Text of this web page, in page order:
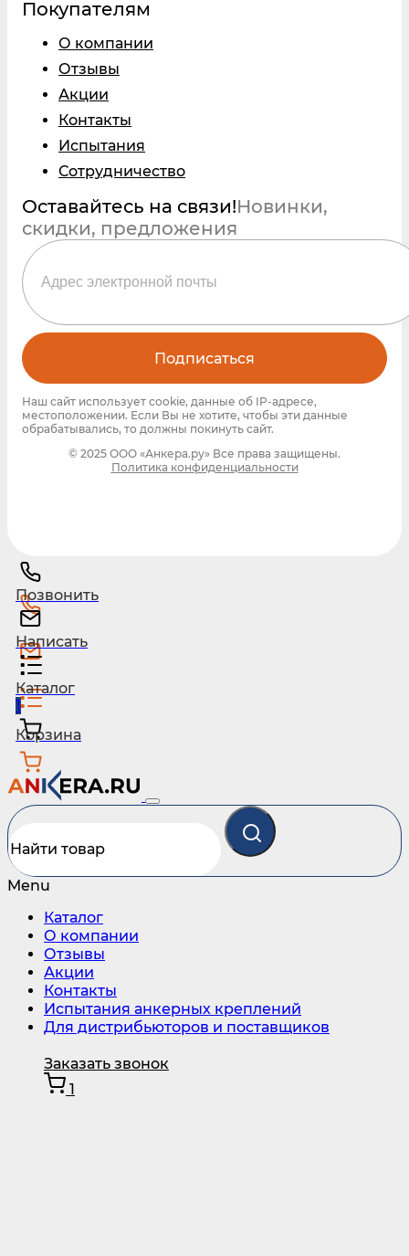
Покупателям
О компании
Отзывы
Акции
Контакты
Испытания
Сотрудничество
Оставайтесь на связи!Новинки,
скидки, предложения
Подписаться
Наш сайт использует cookie, данные об IP-адресе,
местоположении. Если Вы не хотите, чтобы эти данные
обрабатывались, то должны покинуть сайт.
© 2025 ООО «Анкера.ру» Все права защищены.
Политика конфиденциальности
Позвонить
Написать
Каталог
1
Корзина
Menu
Каталог
О компании
Отзывы
Акции
Контакты
Испытания анкерных креплений
Для дистрибьюторов и поставщиков
Заказать звонок
1